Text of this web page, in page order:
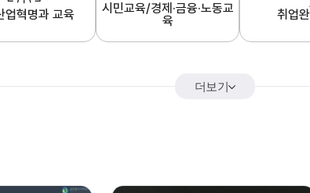
업혁명과 교육
시민교육/경제·금융·노동교
육
취업
더보기